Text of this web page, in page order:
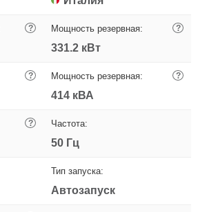
? Мощность резервная: ?
331.2 кВт
? Мощность резервная: ?
414 кВА
? Частота:
50 Гц
Тип запуска:
Автозапуск